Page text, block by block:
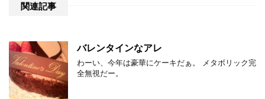
関連記事
バレンタインなアレ
わーい、今年は豪華にケーキだぁ。 メタボリック完
全無視だー。